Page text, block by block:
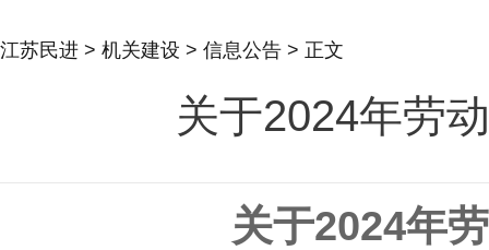
江苏民进 > 机关建设 > 信息公告 > 正文
关于2024年劳
关于2024年劳